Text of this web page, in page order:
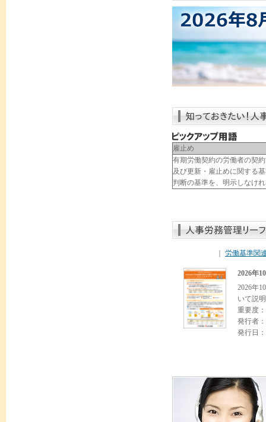
雇止め
有期労働契約の労働者の契
及び更新・雇止めに関する
判断の基準を、明示しなけ
労働基準関
2026年
2026年
いて説
重要
発行者
発行日